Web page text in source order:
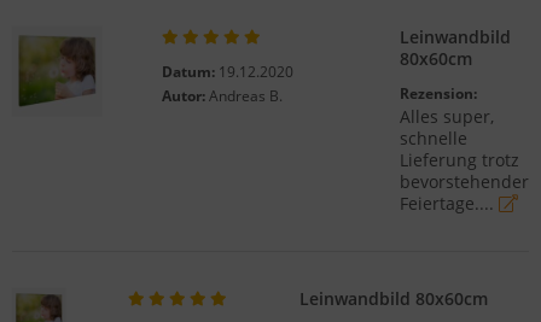
Datum:19.12.2020
Autor:Andreas B.
Leinwandbild
80x60cm
Rezension:
Alles super,
schnelle
Lieferung trotz
bevorstehender
Feiertage....
Leinwandbild 80x60cm